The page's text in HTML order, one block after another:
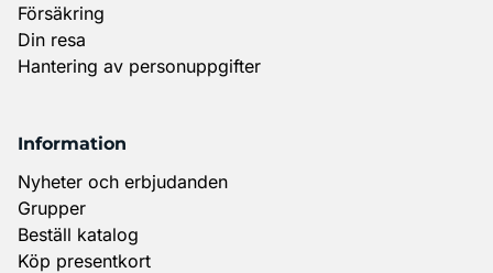
Försäkring
Din resa
Hantering av personuppgifter
Information
Nyheter och erbjudanden
Grupper
Beställ katalog
Köp presentkort